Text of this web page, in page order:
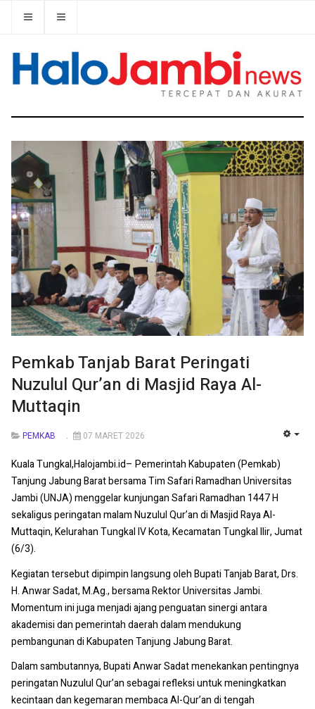
Pemkab Tanjab Barat Peringati
Nuzulul Qur’an di Masjid Raya Al-
Muttaqin
PEMKAB 07 MARET 2026
Kuala Tungkal,Halojambi.id– Pemerintah Kabupaten (Pemkab)
Tanjung Jabung Barat bersama Tim Safari Ramadhan Universitas
Jambi (UNJA) menggelar kunjungan Safari Ramadhan 1447 H
sekaligus peringatan malam Nuzulul Qur’an di Masjid Raya Al-
Muttaqin, Kelurahan Tungkal IV Kota, Kecamatan Tungkal Ilir, Jumat
(6/3).
Kegiatan tersebut dipimpin langsung oleh Bupati Tanjab Barat, Drs.
H. Anwar Sadat, M.Ag., bersama Rektor Universitas Jambi.
Momentum ini juga menjadi ajang penguatan sinergi antara
akademisi dan pemerintah daerah dalam mendukung
pembangunan di Kabupaten Tanjung Jabung Barat.
Dalam sambutannya, Bupati Anwar Sadat menekankan pentingnya
peringatan Nuzulul Qur’an sebagai refleksi untuk meningkatkan
kecintaan dan kegemaran membaca Al-Qur’an di tengah